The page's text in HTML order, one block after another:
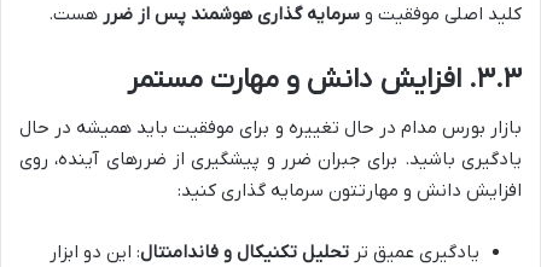
کلید اصلی موفقیت و سرمایه گذاری هوشمند پس از ضرر هست.
۳.۳. افزایش دانش و مهارت مستمر
بازار بورس مدام در حال تغییره و برای موفقیت باید همیشه در حال
یادگیری باشید. برای جبران ضرر و پیشگیری از ضررهای آینده، روی
افزایش دانش و مهارتتون سرمایه گذاری کنید:
یادگیری عمیق تر تحلیل تکنیکال و فاندامنتال: این دو ابزار